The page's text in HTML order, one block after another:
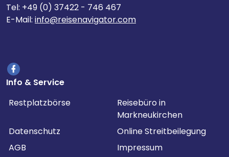
Tel: +49 (0) 37422 - 746 467
E-Mail: info@reisenavigator.com
Info & Service
Restplatzbörse
Reisebüro in
Markneukirchen
Datenschutz
Online Streitbeilegung
AGB
Impressum